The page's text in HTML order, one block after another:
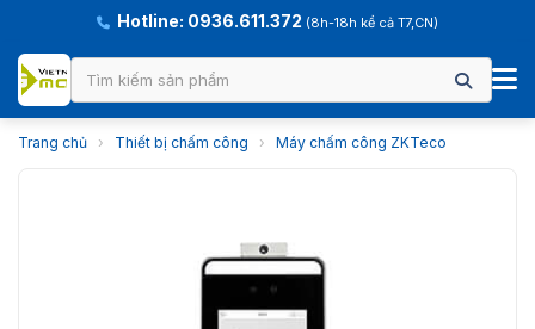
Hotline: 0936.611.372 (8h-18h kể cả T7,CN)
Trang chủ › Thiết bị chấm công › Máy chấm công ZKTeco